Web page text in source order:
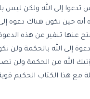
تدعوا إلى الله ولكن ليس
أنه حين تكون هناك دعوة
عنها تنفير عن هذه
إلى الله بالحكمة ولن
الله من الحكمة ولن
مع هذا الكتاب الحكيم